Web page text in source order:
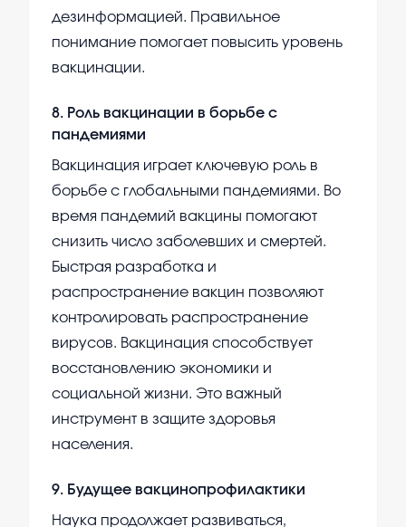
дезинформацией. Правильное
понимание помогает повысить уровень
вакцинации.
8. Роль вакцинации в борьбе с
пандемиями
Вакцинация играет ключевую роль в
борьбе с глобальными пандемиями. Во
время пандемий вакцины помогают
снизить число заболевших и смертей.
Быстрая разработка и
распространение вакцин позволяют
контролировать распространение
вирусов. Вакцинация способствует
восстановлению экономики и
социальной жизни. Это важный
инструмент в защите здоровья
населения.
9. Будущее вакцинопрофилактики
Наука продолжает развиваться,